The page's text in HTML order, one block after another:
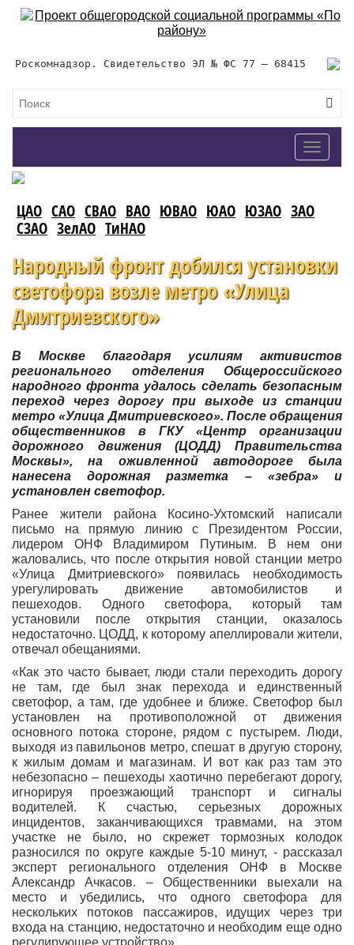
Роскомнадзор. Свидетельство ЭЛ № ФС 77 – 68415
Toggle
ЦАО САО СВАО ВАО ЮВАО ЮАО ЮЗАО ЗАО
СЗАО ЗелАО ТиНАО
Народный фронт добился установки
светофора возле метро «Улица
Дмитриевского»
В Москве благодаря усилиям активистов
регионального отделения Общероссийского
народного фронта удалось сделать безопасным
переход через дорогу при выходе из станции
метро «Улица Дмитриевского». После обращения
общественников в ГКУ «Центр организации
дорожного движения (ЦОДД) Правительства
Москвы», на оживленной автодороге была
нанесена дорожная разметка – «зебра» и
установлен светофор.
Ранее жители района Косино-Ухтомский написали
письмо на прямую линию с Президентом России,
лидером ОНФ Владимиром Путиным. В нем они
жаловались, что после открытия новой станции метро
«Улица Дмитриевского» появилась необходимость
урегулировать движение автомобилистов и
пешеходов. Одного светофора, который там
установили после открытия станции, оказалось
недостаточно. ЦОДД, к которому апеллировали жители,
отвечал обещаниями.
«Как это часто бывает, люди стали переходить дорогу
не там, где был знак перехода и единственный
светофор, а там, где удобнее и ближе. Светофор был
установлен на противоположной от движения
основного потока стороне, рядом с пустырем. Люди,
выходя из павильонов метро, спешат в другую сторону,
к жилым домам и магазинам. И вот как раз там это
небезопасно – пешеходы хаотично перебегают дорогу,
игнорируя проезжающий транспорт и сигналы
водителей. К счастью, серьезных дорожных
инцидентов, заканчивающихся травмами, на этом
участке не было, но скрежет тормозных колодок
разносился по округе каждые 5-10 минут, - рассказал
эксперт регионального отделения ОНФ в Москве
Александр Ачкасов. – Общественники выехали на
место и убедились, что одного светофора для
нескольких потоков пассажиров, идущих через три
входа на станцию, недостаточно и необходим еще одно
регулирующее устройство».